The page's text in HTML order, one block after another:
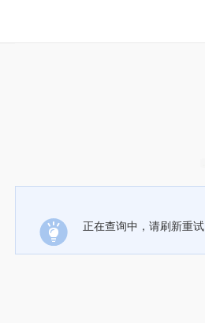
正在查询中，请刷新重试